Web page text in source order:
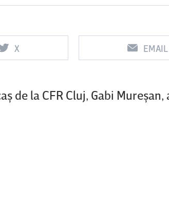
X EMAIL
de la CFR Cluj, Gabi Mureşan,
Vs